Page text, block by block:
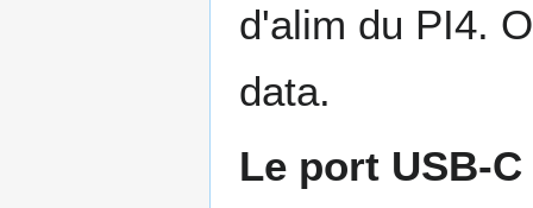
d'alim du PI4.
data.
Le port USB-